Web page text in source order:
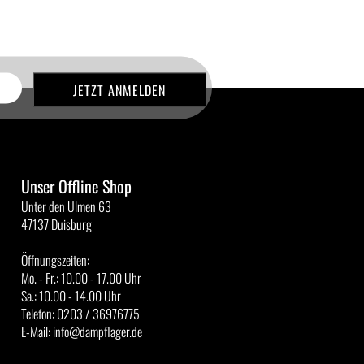
Unser Offline Shop
Unter den Ulmen 63
47137 Duisburg
Öffnungszeiten:
Mo. - Fr.: 10.00 - 17.00 Uhr
Sa.: 10.00 - 14.00 Uhr
Telefon: 0203 / 36976775
E-Mail: info@dampflager.de